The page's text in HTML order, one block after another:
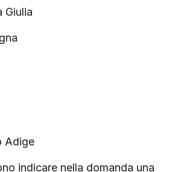
Giulia
Adige
indicare nella domanda una